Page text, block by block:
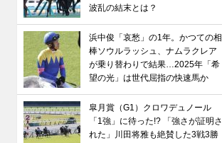
波乱の結末とは？
浜中俊「哀愁」の1年。かつての相
棒ソウルラッシュ、ナムラクレア
が乗り替わりで結果…2025年「希
望の光」は世代屈指の快速馬か
皐月賞（G1）クロワデュノール
「1強」に待った!? 「強さが証明さ
れた」川田将雅も絶賛した3戦3勝